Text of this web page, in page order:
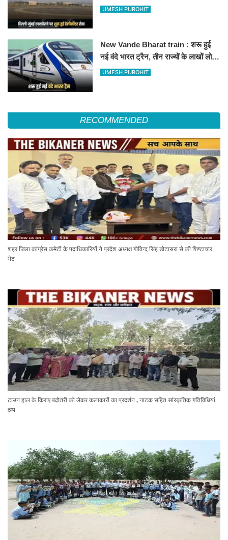
हेलीकॉप्टर सर्विस से तुरंत घायल पहुंचेगा
UMESH PUROHIT
New Vande Bharat train : शरू हुई
नई वंदे भारत ट्रैन, तीन राज्यों के लाखों लोगों
का सफर होगा आसान, देखें पूरा रूटमैप
UMESH PUROHIT
RECOMMENDED
शहर जिला कांग्रेस कमेटी के पदाधिकारियों ने प्रदेश अध्यक्ष गोविन्द सिंह डोटासरा से की शिष्टाचार
भेंट
टाउन हाल के किराए बढ़ोतरी को लेकर कलाकारों का प्रदर्शन , नाटक सहित सांस्कृतिक गतिविधियां
ठप्प